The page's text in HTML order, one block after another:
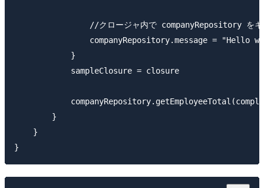
//クロージャ内で companyRepository をキ
companyRepository.message = "Hello
            }
            sampleClosure = closure
        }
    }